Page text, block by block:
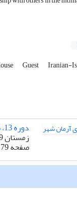
Guest Iranian-
دوره 13، شماره 33
زمستان 1399
صفحه